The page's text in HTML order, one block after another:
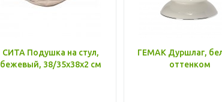
СИТА Подушка на стул,
бежевый, 38/35x38x2 см
ГЕМАК Дуршлаг,
оттенком